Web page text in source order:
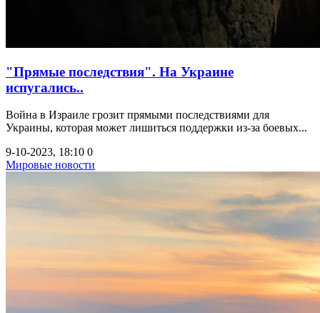
"Прямые последствия". На Украине
испугались..
Война в Израиле грозит прямыми последствиями для
Украины, которая может лишиться поддержки из-за боевых...
9-10-2023, 18:10 0
Мировые новости